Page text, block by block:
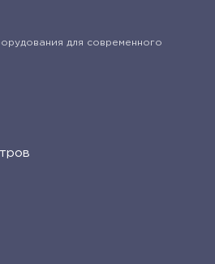
для современного